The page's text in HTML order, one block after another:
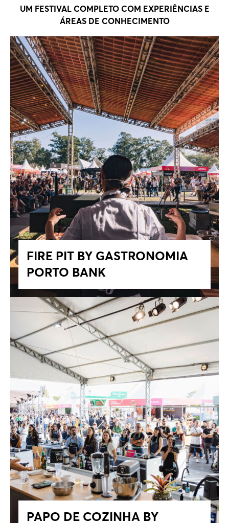
UM FESTIVAL COMPLETO COM EXPERIÊNCIAS E
ÁREAS DE CONHECIMENTO
FIRE PIT BY GASTRONOMIA
PORTO BANK
PAPO DE COZINHA BY